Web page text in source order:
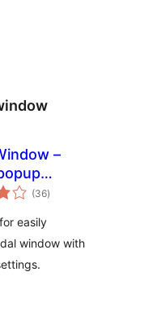
–
(36total
ratings
)
easily
window with